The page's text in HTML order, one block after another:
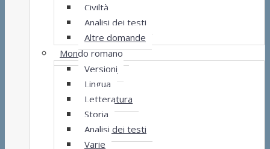
Civiltà
Analisi dei testi
Altre domande
Mondo romano
Versioni
Lingua
Letteratura
Storia
Analisi dei testi
Varie